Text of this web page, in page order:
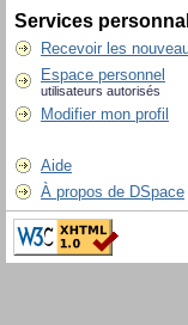
Services
Recevoir les
Espace personnel
utilisateurs autorisés
Modifier mon profil
Aide
À propos de DSpace